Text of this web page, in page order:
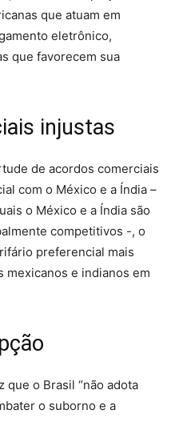
que atuam em
eletrônico,
que favorecem sua
injustas
de acordos comerciais
com o México e a Índia –
o México e a Índia são
competitivos -, o
preferencial mais
mexicanos e indianos em
que o Brasil “não adota
o suborno e a